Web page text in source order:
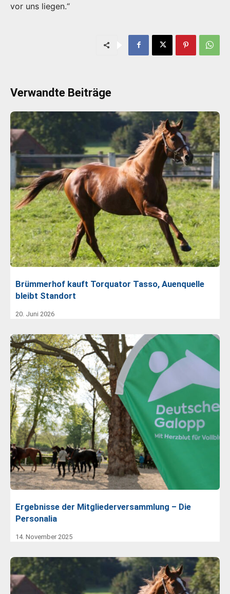
vor uns liegen.“
Verwandte Beiträge
Brümmerhof kauft Torquator Tasso, Auenquelle
bleibt Standort
20. Juni 2026
Ergebnisse der Mitgliederversammlung – Die
Personalia
14. November 2025